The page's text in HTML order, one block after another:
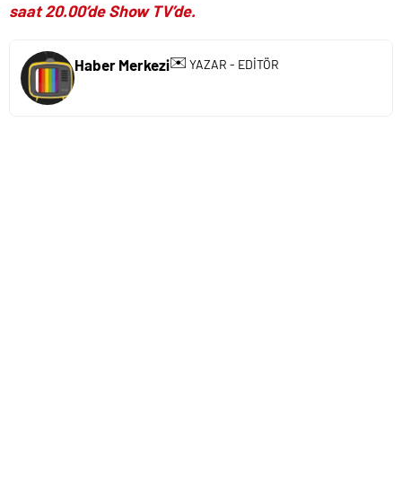
saat 20.00’de Show TV’de.
Haber Merkezi✉️ YAZAR - EDİTÖR